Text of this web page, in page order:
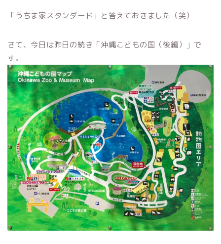
「うちま家スタンダード」と答えておきました（笑）
さて、今日は昨日の続き「沖縄こどもの国（後編）」で
す。